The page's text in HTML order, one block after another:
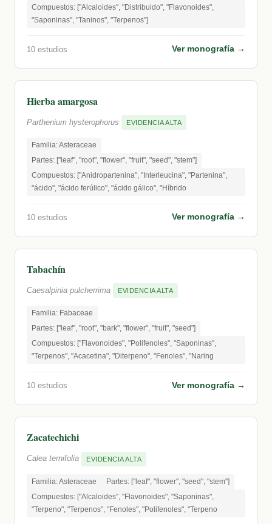
Compuestos: ["Alcaloides", "Distribuido", "Flavonoides",
"Saponinas", "Taninos", "Terpenos"]
10 estudios Ver monografía →
Hierba amargosa
Parthenium hysterophorus EVIDENCIA ALTA
Familia: Asteraceae
Partes: ["leaf", "root", "flower", "fruit", "seed", "stem"]
Compuestos: ["Anidropartenina", "Interleucina", "Partenina",
"ácido", "ácido ferúlico", "ácido gálico", "Híbrido
10 estudios Ver monografía →
Tabachín
Caesalpinia pulcherrima EVIDENCIA ALTA
Familia: Fabaceae
Partes: ["leaf", "root", "bark", "flower", "fruit", "seed"]
Compuestos: ["Flavonoides", "Polifenoles", "Saponinas",
"Terpenos", "Acacetina", "Diterpeno", "Fenoles", "Naring
10 estudios Ver monografía →
Zacatechichi
Calea ternifolia EVIDENCIA ALTA
Familia: Asteraceae
Partes: ["leaf", "flower", "seed", "stem"]
Compuestos: ["Alcaloides", "Flavonoides", "Saponinas",
"Terpeno", "Terpenos", "Fenoles", "Polifenoles", "Terpeno